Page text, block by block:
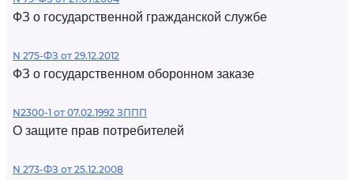
ФЗ о государственной гражданской службе
N 275-ФЗ от 29.12.2012
ФЗ о государственном оборонном заказе
N2300-1 от 07.02.1992 ЗППП
О защите прав потребителей
N 273-ФЗ от 25.12.2008